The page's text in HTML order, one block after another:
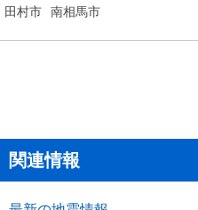
田村市 南相馬市
関連情報